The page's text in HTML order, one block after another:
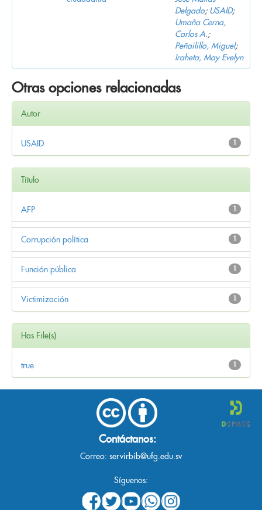
Delgado; USAID;
Umaña Cerna,
Carlos A.;
Peñailillo, Miguel;
Iraheta, May Evelyn
Otras opciones relacionadas
Autor
1
USAID
Título
1
AFP
1
Corrupción política
1
Función pública
1
Victimización
Has File(s)
1
true
Contáctanos:
Correo: servirbib@ufg.edu.sv
Síguenos: